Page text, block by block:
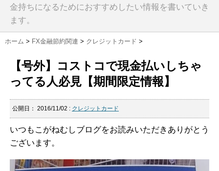
金持ちになるためにおすすめしたい情報を書いていき
ます。
ホーム > FX金融節約関連 > クレジットカード >
【号外】コストコで現金払いしちゃ
ってる人必見【期間限定情報】
公開日： 2016/11/02 : クレジットカード
いつもこがねむしブログをお読みいただきありがとう
ございます。